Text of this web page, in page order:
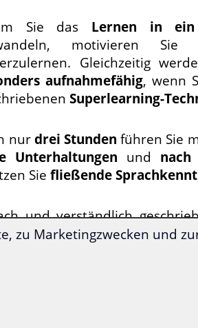
Sie das Lernen in ein
motivieren
Gleichzeitig
aufnahmefähig, wenn
Superlearning-
nur drei Stunden führen Sie
Unterhaltungen und
Siefließende
und verständlich
anwendbar!
zu Marketingzwecken und